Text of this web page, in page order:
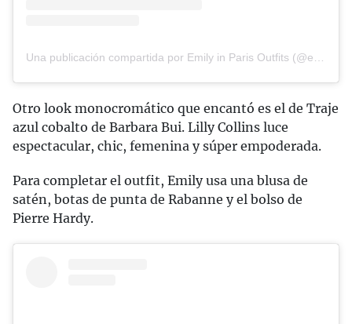
Una publicación compartida por Emily in Paris Outfits (@emilyinparisoutfits)
Otro look monocromático que encantó es el de Traje
azul cobalto de Barbara Bui. Lilly Collins luce
espectacular, chic, femenina y súper empoderada.
Para completar el outfit, Emily usa una blusa de
satén, botas de punta de Rabanne y el bolso de
Pierre Hardy.